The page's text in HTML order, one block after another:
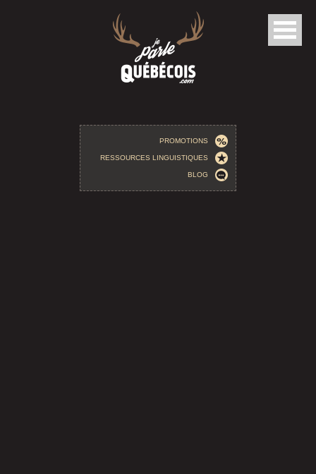
PROMOTIONS
RESSOURCES LINGUISTIQUES
BLOG